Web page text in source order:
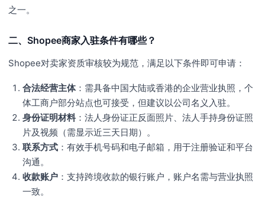
之一。
二、Shopee商家入驻条件有哪些？
Shopee对卖家资质审核较为规范，满足以下条件即可申请：
合法经营主体：需具备中国大陆或香港的企业营业执照，个
体工商户部分站点也可接受，但建议以公司名义入驻。
身份证明材料 ：法人身份证正反面照片、法人手持身份证照
片及视频（需显示近三天日期）。
联系方式 ：有效手机号码和电子邮箱，用于注册验证和平台
沟通。
收款账户 ：支持跨境收款的银行账户，账户名需与营业执照
一致。